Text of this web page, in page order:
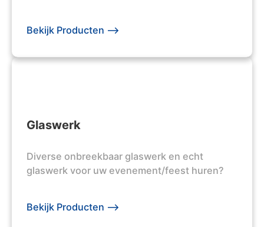
Bekijk Producten -->
Glaswerk
Diverse onbreekbaar glaswerk en echt
glaswerk voor uw evenement/feest huren?
Bekijk Producten -->